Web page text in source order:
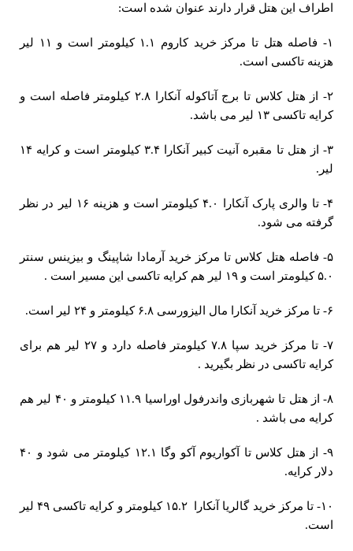
اطراف این هتل قرار دارند عنوان شده است:
۱- فاصله هتل تا مرکز خرید کاروم ۱.۱ کیلومتر است و ۱۱ لیر
هزینه تاکسی است.
۲- از هتل کلاس تا برج آتاکوله آنکارا ۲.۸ کیلومتر فاصله است و
کرایه تاکسی ۱۳ لیر می باشد.
۳- از هتل تا مقبره آنیت کبیر آنکارا ۳.۴ کیلومتر است و کرایه ۱۴
لیر.
۴- تا والری پارک آنکارا ۴.۰ کیلومتر است و هزینه ۱۶ لیر در نظر
گرفته می شود.
۵- فاصله هتل کلاس تا مرکز خرید آرمادا شاپینگ و بیزینس سنتر
۵.۰ کیلومتر است و ۱۹ لیر هم کرایه تاکسی این مسیر است .
۶- تا مرکز خرید آنکارا مال الیزورسی ۶.۸ کیلومتر و ۲۴ لیر است.
۷- تا مرکز خرید سپا ۷.۸ کیلومتر فاصله دارد و ۲۷ لیر هم برای
کرایه تاکسی در نظر بگیرید .
۸- از هتل تا شهربازی واندرفول اوراسیا ۱۱.۹ کیلومتر و ۴۰ لیر هم
کرایه می باشد .
۹- از هتل کلاس تا آکواریوم آکو وگا ۱۲.۱ کیلومتر می شود و ۴۰
دلار کرایه.
۱۰- تا مرکز خرید گالریا آنکارا ۱۵.۲ کیلومتر و کرایه تاکسی ۴۹ لیر
است.